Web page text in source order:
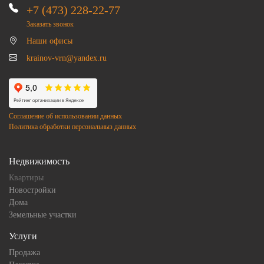
+7 (473) 228-22-77
Заказать звонок
Наши офисы
krainov-vrn@yandex.ru
Соглашение об использовании данных
Политика обработки персональныз данных
Недвижимость
Квартиры
Новостройки
Дома
Земельные участки
Услуги
Продажа